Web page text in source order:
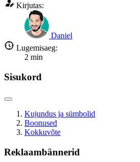
Kirjutas:
Daniel
Lugemisaeg:
2 min
Sisukord
Kujundus ja sümbolid
Boonused
Kokkuvõte
Reklaambännerid